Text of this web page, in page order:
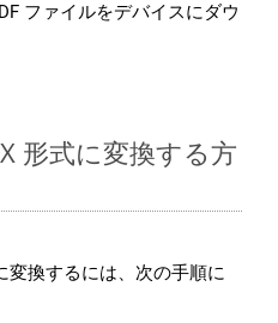
ファイルをデバイスにダウ
形式に変換する方
変換するには、次の手順に